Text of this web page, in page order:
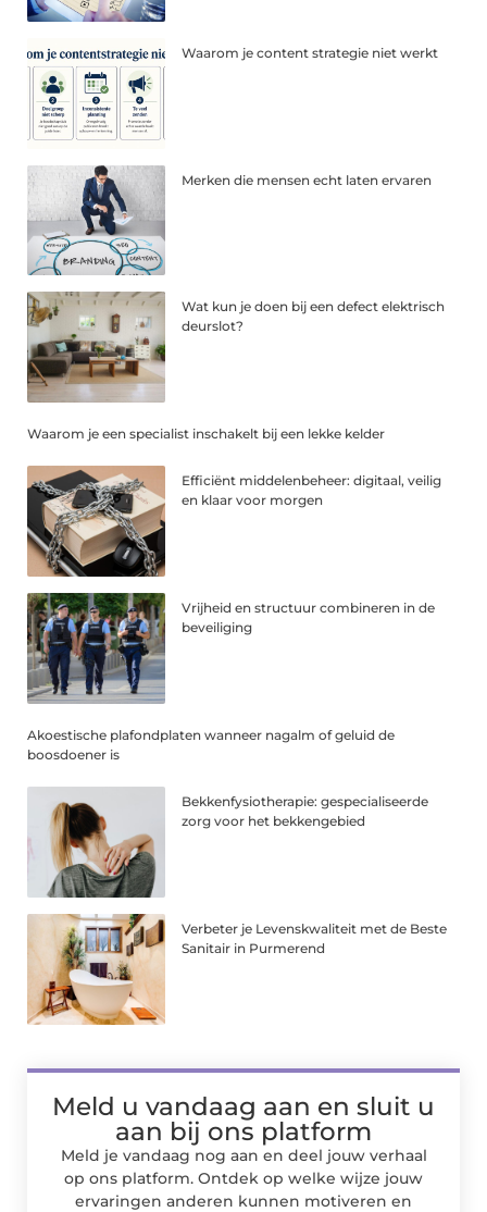
Waarom je content strategie niet werkt
Merken die mensen echt laten ervaren
Wat kun je doen bij een defect elektrisch
deurslot?
Waarom je een specialist inschakelt bij een lekke kelder
Efficiënt middelenbeheer: digitaal, veilig
en klaar voor morgen
Vrijheid en structuur combineren in de
beveiliging
Akoestische plafondplaten wanneer nagalm of geluid de
boosdoener is
Bekkenfysiotherapie: gespecialiseerde
zorg voor het bekkengebied
Verbeter je Levenskwaliteit met de Beste
Sanitair in Purmerend
Meld u vandaag aan en sluit u
aan bij ons platform
Meld je vandaag nog aan en deel jouw verhaal
op ons platform. Ontdek op welke wijze jouw
ervaringen anderen kunnen motiveren en